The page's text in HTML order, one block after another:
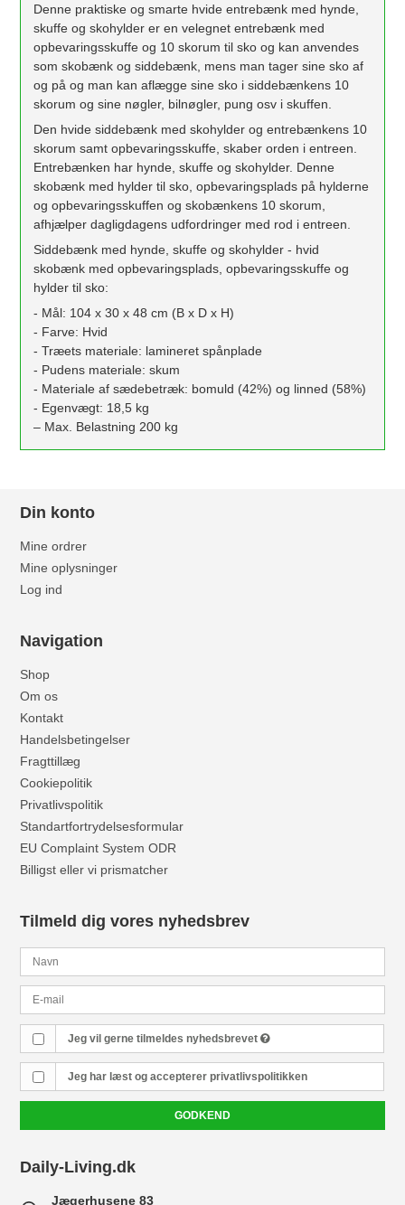
Denne praktiske og smarte hvide entrebænk med hynde,
skuffe og skohylder er en velegnet entrebænk med
opbevaringsskuffe og 10 skorum til sko og kan anvendes
som skobænk og siddebænk, mens man tager sine sko af
og på og man kan aflægge sine sko i siddebænkens 10
skorum og sine nøgler, bilnøgler, pung osv i skuffen.
Den hvide siddebænk med skohylder og entrebænkens 10
skorum samt opbevaringsskuffe, skaber orden i entreen.
Entrebænken har hynde, skuffe og skohylder. Denne
skobænk med hylder til sko, opbevaringsplads på hylderne
og opbevaringsskuffen og skobænkens 10 skorum,
afhjælper dagligdagens udfordringer med rod i entreen.
Siddebænk med hynde, skuffe og skohylder - hvid
skobænk med opbevaringsplads, opbevaringsskuffe og
hylder til sko:
- Mål: 104 x 30 x 48 cm (B x D x H)
- Farve: Hvid
- Træets materiale: lamineret spånplade
- Pudens materiale: skum
- Materiale af sædebetræk: bomuld (42%) og linned (58%)
- Egenvægt: 18,5 kg
– Max. Belastning 200 kg
Din konto
Mine ordrer
Mine oplysninger
Log ind
Navigation
Shop
Om os
Kontakt
Handelsbetingelser
Fragttillæg
Cookiepolitik
Privatlivspolitik
Standartfortrydelsesformular
EU Complaint System ODR
Billigst eller vi prismatcher
Tilmeld dig vores nyhedsbrev
Jeg vil gerne tilmeldes nyhedsbrevet
Jeg har læst og accepterer privatlivspolitikken
GODKEND
Daily-Living.dk
Jægerhusene 83